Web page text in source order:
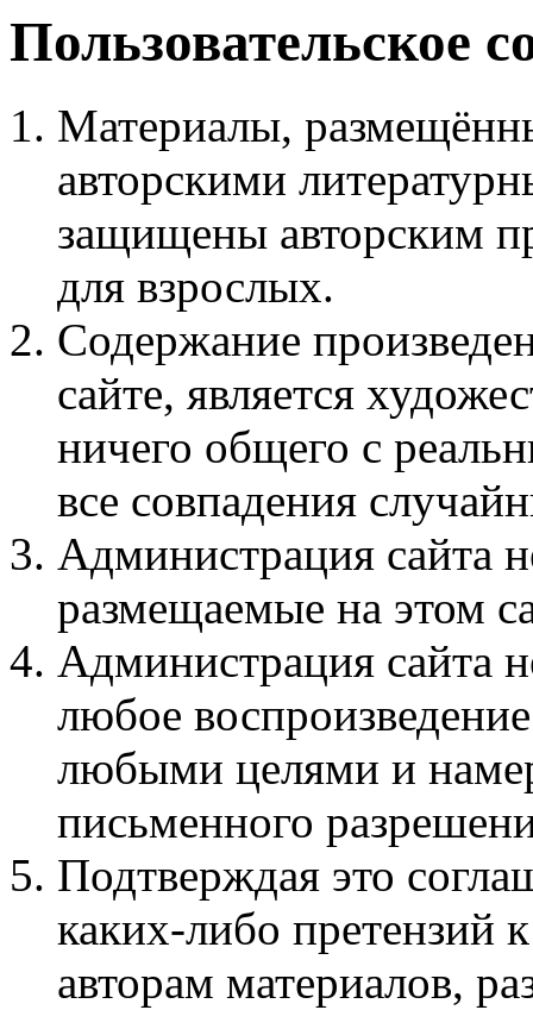
Пользовательское
Материалы,
авторскими
защищены авторским
для взрослых.
Содержание
сайте, является
ничего общего с
все совпадения
Администрация сайта
размещаемые на этом
Администрация сайта
любое
любыми целями и
письменного
Подтверждая это
каких-либо претензий
авторам материалов,